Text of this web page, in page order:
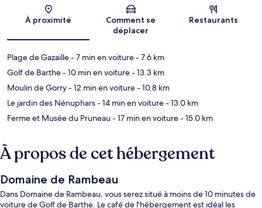
À proximité
Comment se
déplacer
Restaurants
Plage de Gazaille- 7 min en voiture- 7.6 km
Golf de Barthe- 10 min en voiture- 13.3 km
Moulin de Gorry- 12 min en voiture- 10.8 km
Le jardin des Nénuphars- 14 min en voiture- 13.0 km
Ferme et Musée du Pruneau- 17 min en voiture- 15.0 km
À propos de cet hébergement
Domaine de Rambeau
Dans Domaine de Rambeau, vous serez situé à moins de 10 minutes de
voiture de Golf de Barthe. Le café de l'hébergement est idéal les